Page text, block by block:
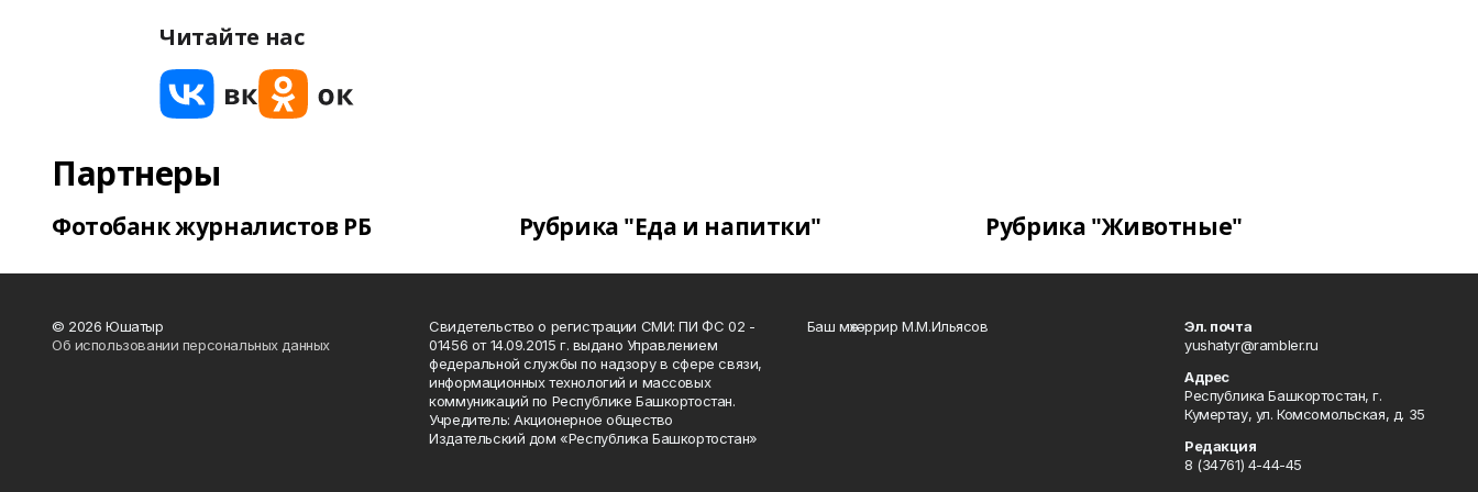
Читайте нас
Партнеры
Фотобанк журналистов РБ Рубрика "Еда и напитки" Рубрика "Животные"
© 2026 Юшатыр
Об использовании персональных данных
Свидетельство о регистрации СМИ: ПИ ФС 02 -
01456 от 14.09.2015 г. выдано Управлением
федеральной службы по надзору в сфере связи,
информационных технологий и массовых
коммуникаций по Республике Башкортостан.
Учредитель: Акционерное общество
Издательский дом «Республика Башкортостан»
Баш мөхәррир М.М.Ильясов
Эл. почта
yushatyr@rambler.ru
Адрес
Республика Башкортостан, г.
Кумертау, ул. Комсомольская, д. 35
Редакция
8 (34761) 4-44-45